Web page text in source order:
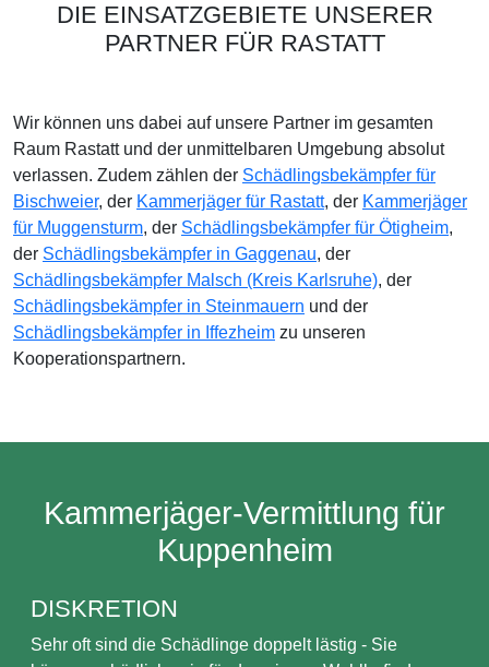
DIE EINSATZGEBIETE UNSERER
PARTNER FÜR RASTATT
Wir können uns dabei auf unsere Partner im gesamten
Raum Rastatt und der unmittelbaren Umgebung absolut
verlassen. Zudem zählen der Schädlingsbekämpfer für
Bischweier, der Kammerjäger für Rastatt, der Kammerjäger
für Muggensturm, der Schädlingsbekämpfer für Ötigheim,
der Schädlingsbekämpfer in Gaggenau, der
Schädlingsbekämpfer Malsch (Kreis Karlsruhe), der
Schädlingsbekämpfer in Steinmauern und der
Schädlingsbekämpfer in Iffezheim zu unseren
Kooperationspartnern.
Kammerjäger-Vermittlung für
Kuppenheim
DISKRETION
Sehr oft sind die Schädlinge doppelt lästig - Sie